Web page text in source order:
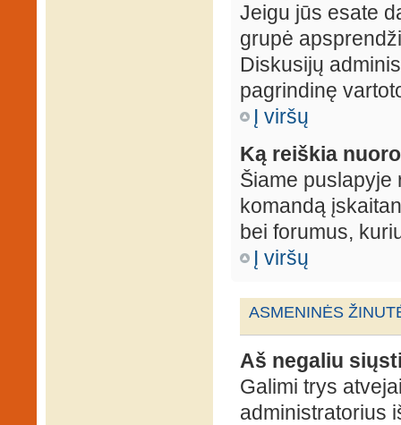
Jeigu jūs esate
grupė
Diskusijų
pagrindinę
Į viršų
Ką reiškia
Šiame
komandą
bei forumus,
Į viršų
ASMENINĖS
Aš negaliu
Galimi trys
administratorius